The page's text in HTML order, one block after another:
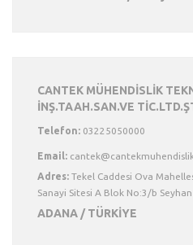
CANTEK MÜHENDİSLİK
İNŞ.TAAH.SAN.VE
Telefon: 03225050000
Email:
Adres: Tekel Caddesi Ova
Sanayi Sitesi A Blok No:3/b Seyhan
ADANA / TÜRKİYE